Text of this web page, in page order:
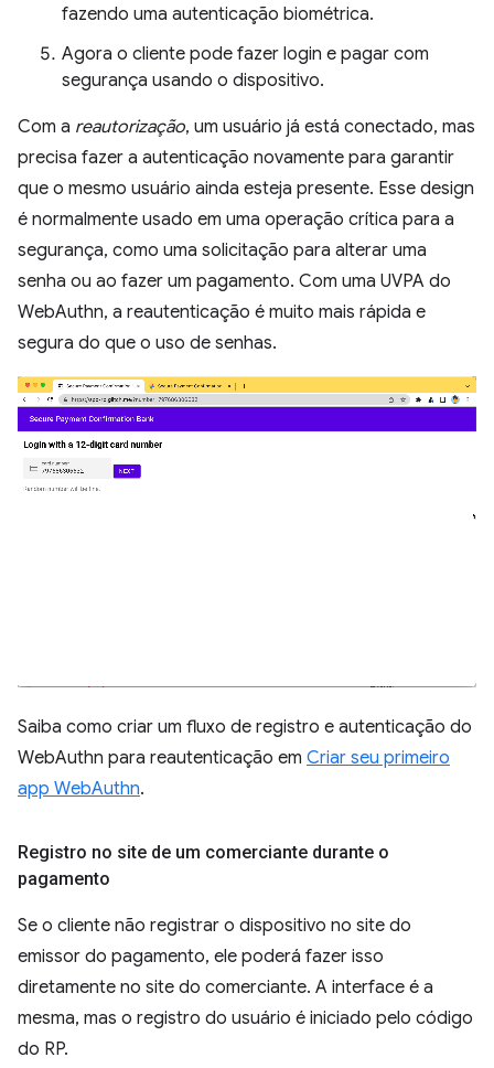
fazendo uma autenticação biométrica.
Agora o cliente pode fazer login e pagar com
segurança usando o dispositivo.
Com a reautorização, um usuário já está conectado, mas
precisa fazer a autenticação novamente para garantir
que o mesmo usuário ainda esteja presente. Esse design
é normalmente usado em uma operação crítica para a
segurança, como uma solicitação para alterar uma
senha ou ao fazer um pagamento. Com uma UVPA do
WebAuthn, a reautenticação é muito mais rápida e
segura do que o uso de senhas.
Saiba como criar um fluxo de registro e autenticação do
WebAuthn para reautenticação em Criar seu primeiro
app WebAuthn.
Registro no site de um comerciante durante o
pagamento
Se o cliente não registrar o dispositivo no site do
emissor do pagamento, ele poderá fazer isso
diretamente no site do comerciante. A interface é a
mesma, mas o registro do usuário é iniciado pelo código
do RP.